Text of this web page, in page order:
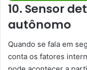
10. Sensor
autônomo
Quando se fala em
conta os fatores